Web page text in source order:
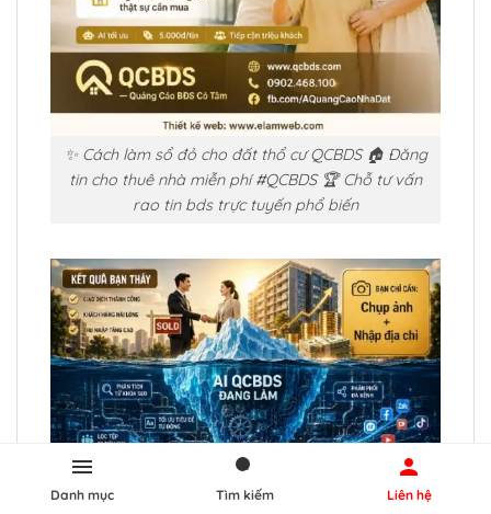
✨ Cách làm sổ đỏ cho đất thổ cư QCBDS 🏠 Đăng
tin cho thuê nhà miễn phí #QCBDS 🏆 Chỗ tư vấn
rao tin bds trực tuyến phổ biến
Danh mục Tìm kiếm Liên hệ